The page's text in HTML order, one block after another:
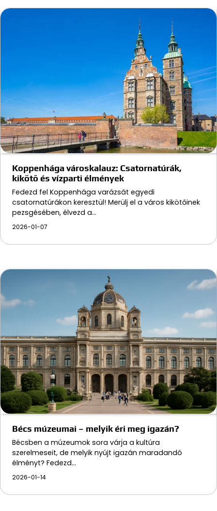
Koppenhága városkalauz: Csatornatúrák,
kikötő és vízparti élmények
Fedezd fel Koppenhága varázsát egyedi
csatornatúrákon keresztül! Merülj el a város kikötőinek
pezsgésében, élvezd a…
2026-01-07
Bécs múzeumai – melyik éri meg igazán?
Bécsben a múzeumok sora várja a kultúra
szerelmeseit, de melyik nyújt igazán maradandó
élményt? Fedezd…
2026-01-14